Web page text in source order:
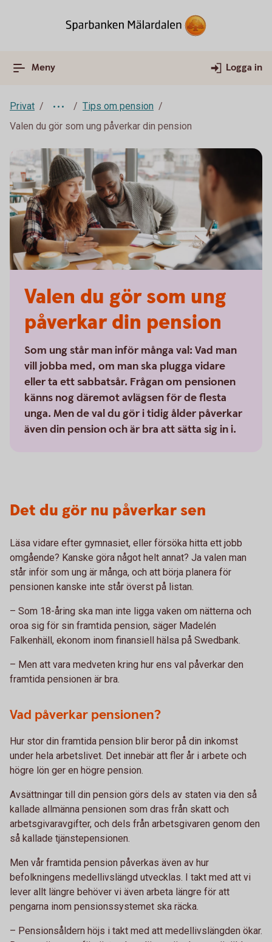
Meny Logga in
Privat
Tips om pension
Valen du gör som ung påverkar din pension
Valen du gör som ung
påverkar din pension
Som ung står man inför många val: Vad man
vill jobba med, om man ska plugga vidare
eller ta ett sabbatsår. Frågan om pensionen
känns nog däremot avlägsen för de flesta
unga. Men de val du gör i tidig ålder påverkar
även din pension och är bra att sätta sig in i.
Det du gör nu påverkar sen
Läsa vidare efter gymnasiet, eller försöka hitta ett jobb
omgående? Kanske göra något helt annat? Ja valen man
står inför som ung är många, och att börja planera för
pensionen kanske inte står överst på listan.
– Som 18-åring ska man inte ligga vaken om nätterna och
oroa sig för sin framtida pension, säger Madelén
Falkenhäll, ekonom inom finansiell hälsa på Swedbank.
– Men att vara medveten kring hur ens val påverkar den
framtida pensionen är bra.
Vad påverkar pensionen?
Hur stor din framtida pension blir beror på din inkomst
under hela arbetslivet. Det innebär att fler år i arbete och
högre lön ger en högre pension.
Avsättningar till din pension görs dels av staten via den så
kallade allmänna pensionen som dras från skatt och
arbetsgivaravgifter, och dels från arbetsgivaren genom den
så kallade tjänstepensionen.
Men vår framtida pension påverkas även av hur
befolkningens medellivslängd utvecklas. I takt med att vi
lever allt längre behöver vi även arbeta längre för att
pengarna inom pensionssystemet ska räcka.
– Pensionsåldern höjs i takt med att medellivslängden ökar.